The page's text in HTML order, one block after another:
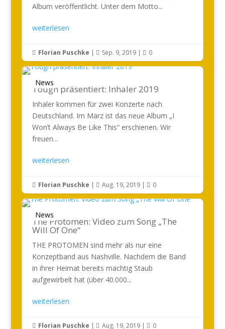
Album veröffentlicht. Unter dem Motto...
weiterlesen
 Florian Puschke |  Sep. 9, 2019|  0
News
Tough präsentiert: Inhaler 2019
Inhaler kommen für zwei Konzerte nach
Deutschland. Im März ist das neue Album „I
Won’t Always Be Like This“ erschienen. Wir
freuen...
weiterlesen
 Florian Puschke |  Aug. 19, 2019|  0
News
The Protomen: Video zum Song „The
Will Of One“
THE PROTOMEN sind mehr als nur eine
Konzeptband aus Nashville. Nachdem die Band
in ihrer Heimat bereits mächtig Staub
aufgewirbelt hat (über 40.000...
weiterlesen
 Florian Puschke |  Aug. 19, 2019|  0